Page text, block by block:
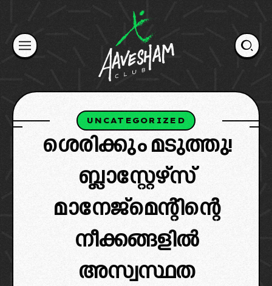
content
UNCATEGORIZED
ശെരിക്കും മടുത്തു!
ബ്ലാസ്റ്റേഴ്‌സ്
മാനേജ്മെന്റിന്റെ
നീക്കങ്ങളിൽ
അസ്വസ്ഥത